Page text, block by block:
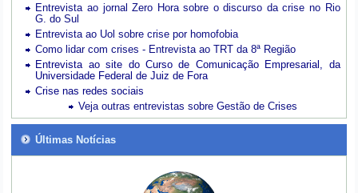
Entrevista ao jornal Zero Hora sobre o discurso da crise no Rio
G. do Sul
Entrevista ao Uol sobre crise por homofobia
Como lidar com crises - Entrevista ao TRT da 8ª Região
Entrevista ao site do Curso de Comunicação Empresarial, da
Universidade Federal de Juiz de Fora
Crise nas redes sociais
Veja outras entrevistas sobre Gestão de Crises
Últimas Notícias